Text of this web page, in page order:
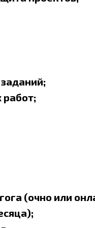
(очно или